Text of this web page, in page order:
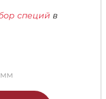
специй в